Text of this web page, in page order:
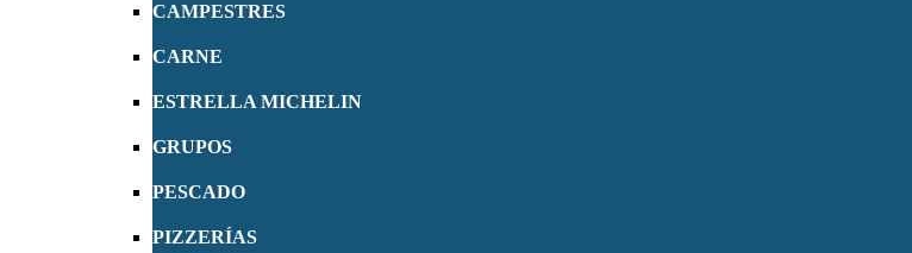
CAMPESTRES
CARNE
ESTRELLA MICHELIN
GRUPOS
PESCADO
PIZZERÍAS